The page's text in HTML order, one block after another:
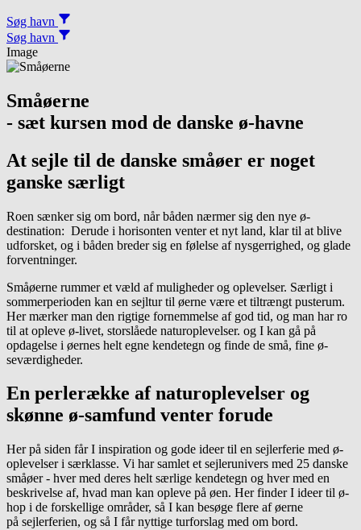
Søg havn
Søg havn
Image
Småøerne
- sæt kursen mod de danske ø-havne
At sejle til de danske småøer er noget
ganske særligt
Roen sænker sig om bord, når båden nærmer sig den nye ø-
destination: Derude i horisonten venter et nyt land, klar til at blive
udforsket, og i båden breder sig en følelse af nysgerrighed, og glade
forventninger.
Småøerne rummer et væld af muligheder og oplevelser. Særligt i
sommerperioden kan en sejltur til øerne være et tiltrængt pusterum.
Her mærker man den rigtige fornemmelse af god tid, og man har ro
til at opleve ø-livet, storslåede naturoplevelser. og I kan gå på
opdagelse i øernes helt egne kendetegn og finde de små, fine ø-
seværdigheder.
En perlerække af naturoplevelser og
skønne ø-samfund venter forude
Her på siden får I inspiration og gode ideer til en sejlerferie med ø-
oplevelser i særklasse. Vi har samlet et sejlerunivers med 25 danske
småøer - hver med deres helt særlige kendetegn og hver med en
beskrivelse af, hvad man kan opleve på øen. Her finder I ideer til ø-
hop i de forskellige områder, så I kan besøge flere af øerne
på sejlerferien, og så I får nyttige turforslag med om bord.